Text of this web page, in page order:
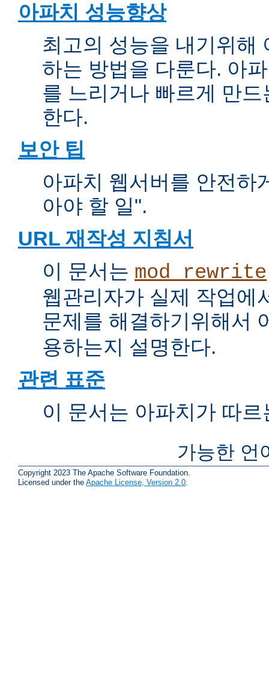
아파치 성능향상
최고의 성능을 내기위해
하는 방법을 다룬다. 아
를 느리거나 빠르게 만
한다.
보안 팁
아파치 웹서버를 안전하
아야 할 일".
URL 재작성 지침서
이 문서는 mod_rewrite
웹관리자가 실제 작업에
문제를 해결하기위해서
용하는지 설명한다.
관련 표준
이 문서는 아파치가 따
가능한 언
Copyright 2023 The Apache Software Foundation.
Licensed under the Apache License, Version 2.0